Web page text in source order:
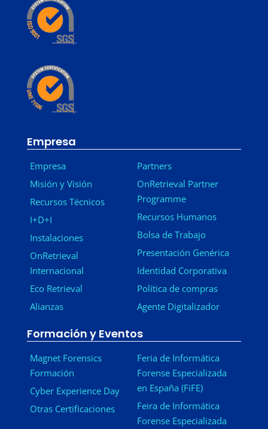
Empresa
Empresa
Misión y Visión
Recursos Técnicos
I+D+I
Instalaciones
OnRetrieval
Internacional
Eco Retrieval
Alianzas
Partners
OnRetrieval Partner
Programme
Recursos Humanos
Bolsa de Trabajo
Presentación Genérica
Identidad Corporativa
Política de compras
Agente Digitalizador
Formación y Eventos
Magnet Forensics
Formación
Cyber Experience Day
Otras Certificaciones
Feria de Informática
Forense Especializada
en España (FiFE)
Feira de Informática
Forense Especializada